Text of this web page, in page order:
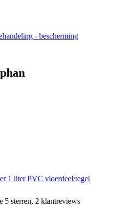
- bescherming
1 liter PVC vloerdeel/tegel
5 sterren, 2 klantreviews